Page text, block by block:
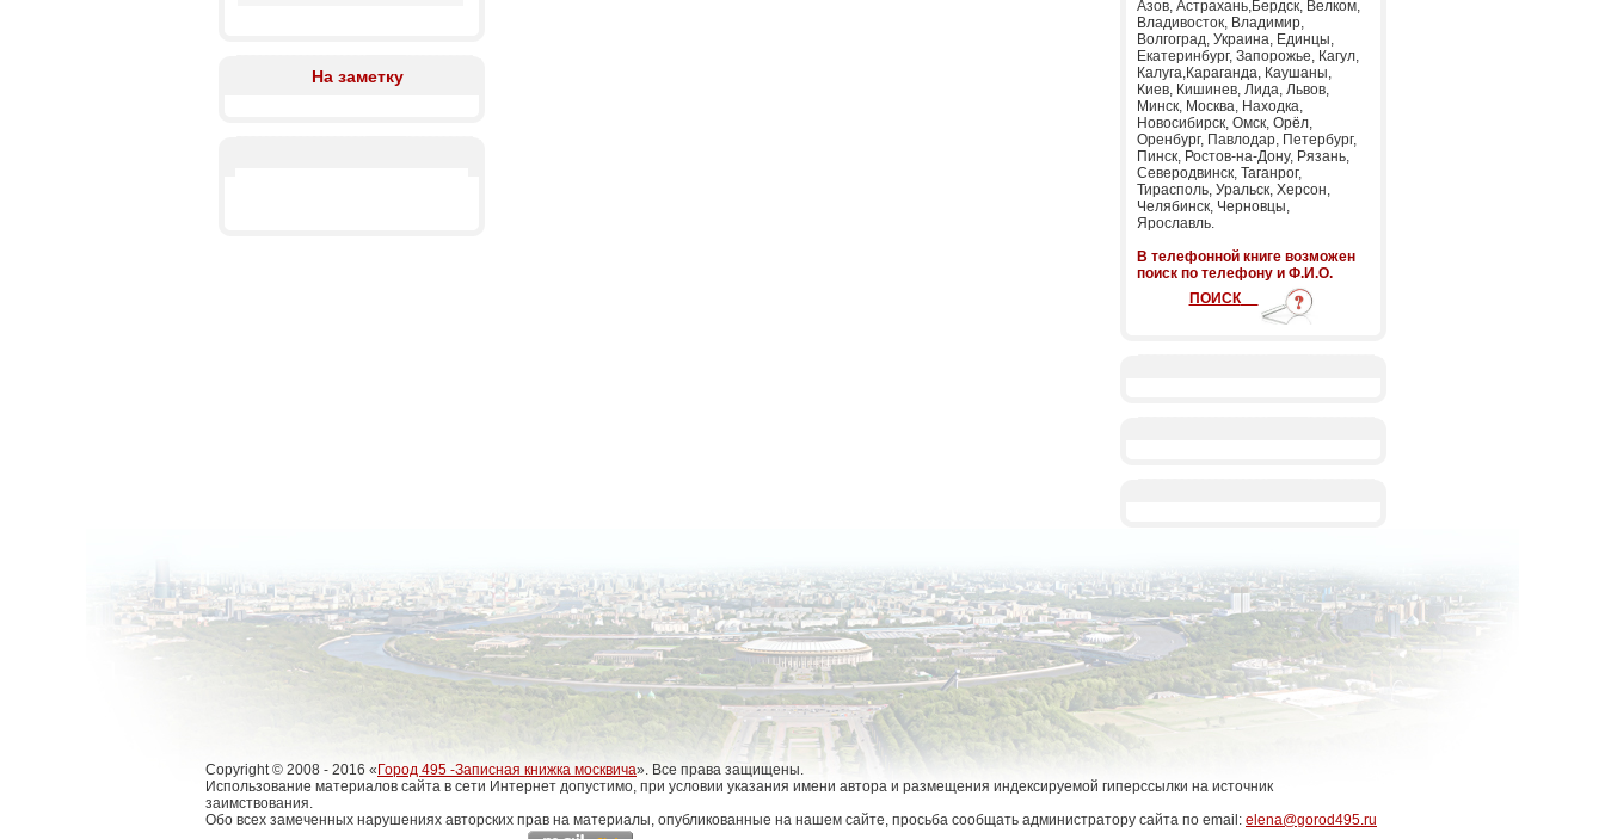
На заметку
Азов, Астрахань,Бердск, Велком,
Владивосток, Владимир,
Волгоград, Украина, Единцы,
Екатеринбург, Запорожье, Кагул,
Калуга,Караганда, Каушаны,
Киев, Кишинев, Лида, Львов,
Минск, Москва, Находка,
Новосибирск, Омск, Орёл,
Оренбург, Павлодар, Петербург,
Пинск, Ростов-на-Дону, Рязань,
Северодвинск, Таганрог,
Тирасполь, Уральск, Херсон,
Челябинск, Черновцы,
Ярославль.
В телефонной книге возможен
поиск по телефону и Ф.И.О.
ПОИСК
Copyright © 2008 - 2016 « Город 495 -Записная книжка москвича». Все права защищены.
Использование материалов сайта в сети Интернет допустимо, при условии указания имени автора и размещения индексируемой гиперссылки на источник
заимствования.
Обо всех замеченных нарушениях авторских прав на материалы, опубликованные на нашем сайте, просьба сообщать администратору сайта по email: elena@gorod495.ru